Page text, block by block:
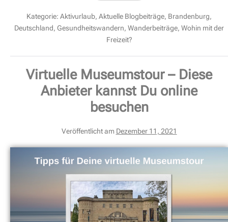
Kategorie: Aktivurlaub, Aktuelle Blogbeiträge, Brandenburg,
Deutschland, Gesundheitswandern, Wanderbeiträge, Wohin mit der
Freizeit?
Virtuelle Museumstour – Diese
Anbieter kannst Du online
besuchen
Veröffentlicht am Dezember 11, 2021